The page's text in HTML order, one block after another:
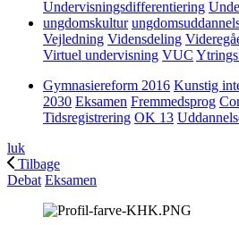
Undervisningsdifferentiering
ungdomskultur
Vejledning Vidensdeling
Virtuel undervisning VUC
Gymnasiereform 2016 Kunstig
2030 Eksamen Fremmedsprog
Tidsregistrering OK 13
luk
Tilbage
Debat Eksamen